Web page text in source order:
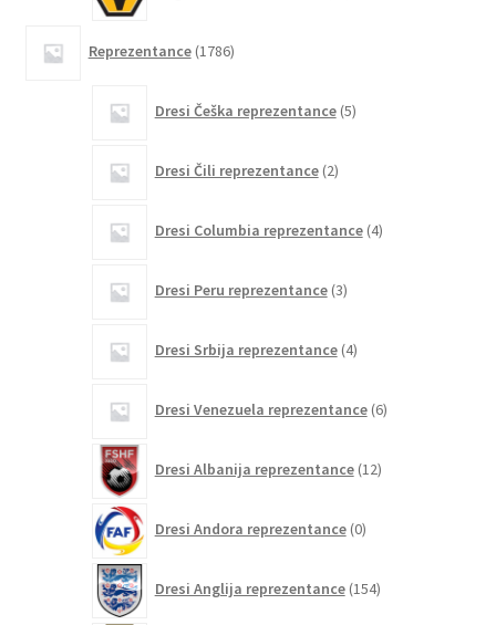
Reprezentance 1786izdelkov
Dresi Češka reprezentance 5izdelkov
Dresi Čili reprezentance 2izdelka
Dresi Columbia reprezentance 4izdelki
Dresi Peru reprezentance 3izdelki
Dresi Srbija reprezentance 4izdelki
Dresi Venezuela reprezentance 6izdelkov
Dresi Albanija reprezentance 12izdelkov
Dresi Andora reprezentance 0izdelkov
Dresi Anglija reprezentance 154izdelkov